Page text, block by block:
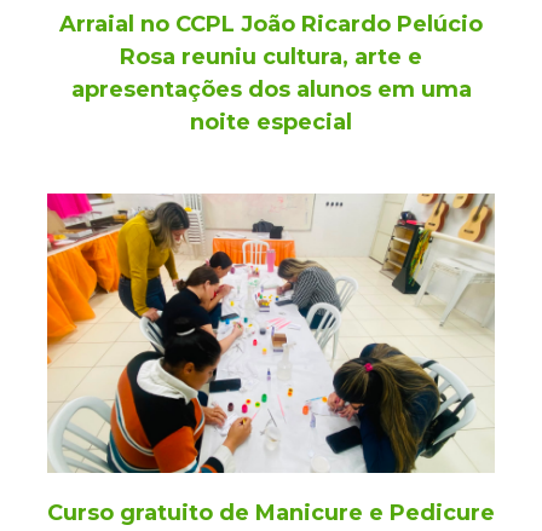
Arraial no CCPL João Ricardo Pelúcio
Rosa reuniu cultura, arte e
apresentações dos alunos em uma
noite especial
Curso gratuito de Manicure e Pedicure